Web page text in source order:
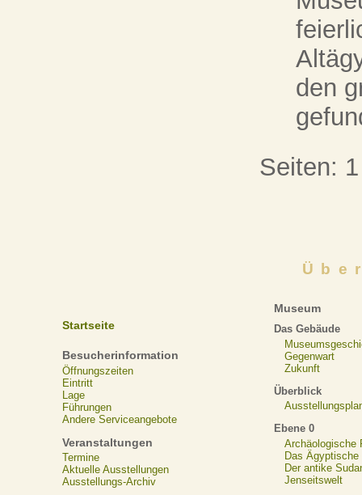
den
Seiten: 1
Startseite
Besucherinformation
Öffnungszeiten
Eintritt
Lage
Führungen
Andere Serviceangebote
Veranstaltungen
Termine
Aktuelle Ausstellungen
Ausstellungs-Archiv
Museum
Das Gebäude
Gegenwart
Zukunft
Überblick
Ebene 0
Archäologische
Das Ägyptische
Der antike
Jenseitswelt